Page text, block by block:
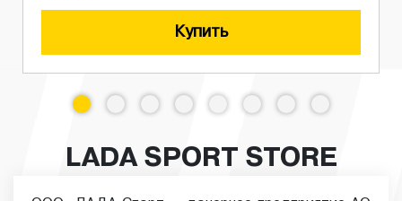
Купить
LADA SPORT STORE